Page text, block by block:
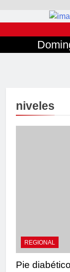
niveles
REGIONAL
Pie